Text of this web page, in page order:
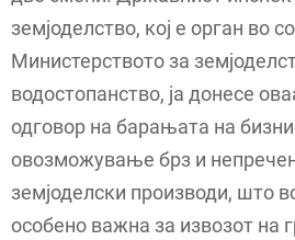
земјоделство, кој е орган во
Министерството за
водостопанство, ја донесе
одговор на барањата на
овозможување брз и
земјоделски производи, што
особено важна за извозот на